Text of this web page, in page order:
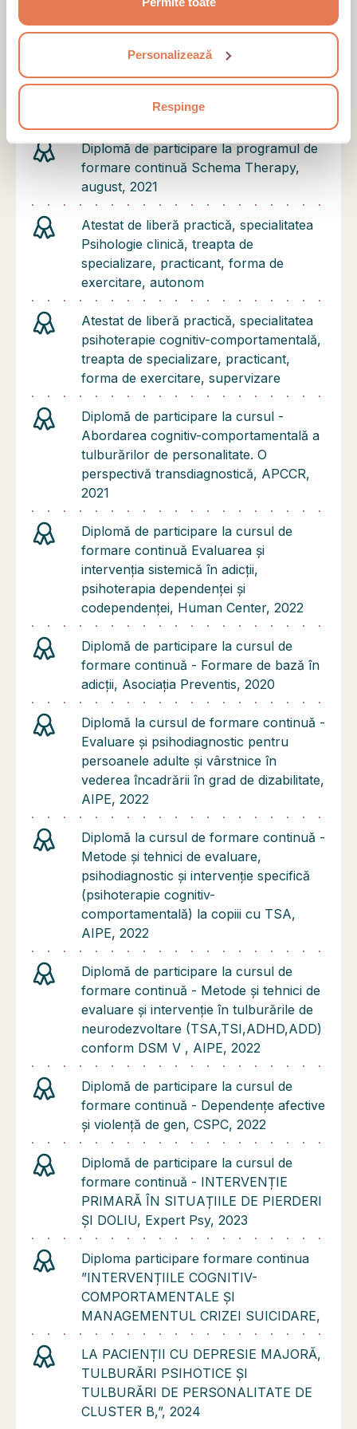
Personalizează
Respinge
Diplomă de master UBB - Tehnici
potențialului uman, iunie, 2022
Diplomă de participare la programul de
formare continuă Schema Therapy,
august, 2021
Atestat de liberă practică, specialitatea
Psihologie clinică, treapta de
specializare, practicant, forma de
exercitare, autonom
Atestat de liberă practică, specialitatea
psihoterapie cognitiv-comportamentală,
treapta de specializare, practicant,
forma de exercitare, supervizare
Diplomă de participare la cursul -
Abordarea cognitiv-comportamentală a
tulburărilor de personalitate. O
perspectivă transdiagnostică, APCCR,
2021
Diplomă de participare la cursul de
formare continuă Evaluarea și
intervenția sistemică în adicții,
psihoterapia dependenței și
codependenței, Human Center, 2022
Diplomă de participare la cursul de
formare continuă - Formare de bază în
adicții, Asociația Preventis, 2020
Diplomă la cursul de formare continuă -
Evaluare și psihodiagnostic pentru
persoanele adulte și vârstnice în
vederea încadrării în grad de dizabilitate,
AIPE, 2022
Diplomă la cursul de formare continuă -
Metode și tehnici de evaluare,
psihodiagnostic și intervenție specifică
(psihoterapie cognitiv-
comportamentală) la copiii cu TSA,
AIPE, 2022
Diplomă de participare la cursul de
formare continuă - Metode și tehnici de
evaluare și intervenție în tulburările de
neurodezvoltare (TSA,TSI,ADHD,ADD)
conform DSM V , AIPE, 2022
Diplomă de participare la cursul de
formare continuă - Dependențe afective
și violență de gen, CSPC, 2022
Diplomă de participare la cursul de
formare continuă - INTERVENȚIE
PRIMARĂ ÎN SITUAȚIILE DE PIERDERI
ȘI DOLIU, Expert Psy, 2023
Diploma participare formare continua
”INTERVENȚIILE COGNITIV-
COMPORTAMENTALE ȘI
MANAGEMENTUL CRIZEI SUICIDARE,
LA PACIENȚII CU DEPRESIE MAJORĂ,
TULBURĂRI PSIHOTICE ȘI
TULBURĂRI DE PERSONALITATE DE
CLUSTER B,”, 2024